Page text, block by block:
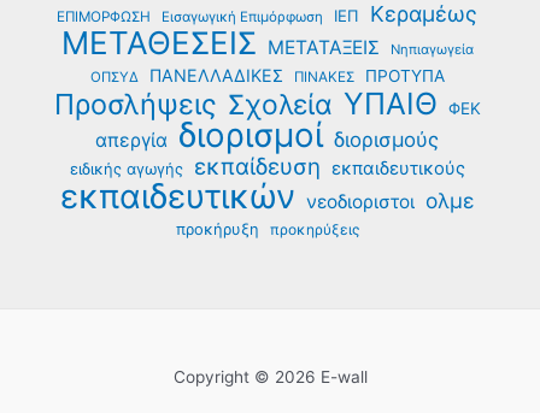
ΕΠΙΜΟΡΦΩΣΗ Εισαγωγική Επιμόρφωση ΙΕΠ Κεραμέως
ΜΕΤΑΘΕΣΕΙΣ ΜΕΤΑΤΑΞΕΙΣ
Νηπιαγωγεία
ΟΠΣΥΔ
ΠΑΝΕΛΛΑΔΙΚΕΣ ΠΙΝΑΚΕΣ ΠΡΟΤΥΠΑ
Προσλήψεις Σχολεία ΥΠΑΙΘ ΦΕΚ
απεργία διορισμοί διορισμούς
ειδικής αγωγής εκπαίδευση εκπαιδευτικούς
εκπαιδευτικών νεοδιοριστοι ολμε
προκήρυξη προκηρύξεις
Copyright © 2026 E-wall